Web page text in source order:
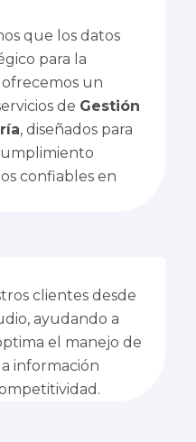
que los datos
para la
ofrecemos un
de Gestión
, diseñados para
confiables en
clientes desde
ayudando a
el manejo de
información